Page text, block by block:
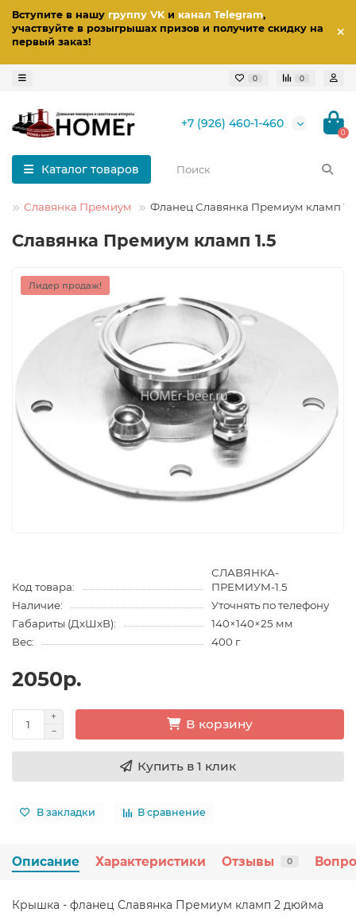
Вступите в нашу группу VKи канал Telegram,
участвуйте в розыгрышах призов и получите скидку на
первый заказ!
0 0
+7 (926) 460-1-460
0
Каталог товаров
Славянка Премиум Фланец Славянка Премиум кламп
Славянка Премиум кламп 1.5
Лидер продаж!
Код товара:
СЛАВЯНКА-
ПРЕМИУМ-1.5
Наличие:
Уточнять по телефону
Габариты (ДхШхВ):
140×140×25 мм
Вес:
400 г
2050р.
В корзину
Купить в 1 клик
В закладки В сравнение
Описание Характеристики Отзывы 0
Крышка - фланец Славянка Премиум кламп 2 дюйма